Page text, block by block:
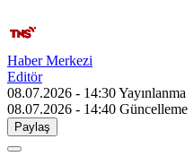
Haber Merkezi
Editör
08.07.2026 - 14:30Yayınlanma
08.07.2026 - 14:40 Güncelleme
Paylaş